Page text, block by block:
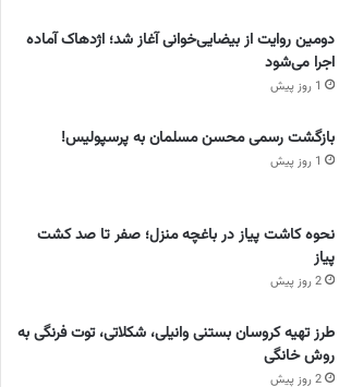
دومین روایت از بیضایی‌خوانی آغاز شد؛ اژدهاک آماده
اجرا می‌شود
1 روز پیش
بازگشت رسمی محسن مسلمان به پرسپولیس!
1 روز پیش
نحوه کاشت پیاز در باغچه منزل؛ صفر تا صد کشت
پیاز
2 روز پیش
طرز تهیه کروسان بستنی وانیلی، شکلاتی، توت فرنگی به
روش خانگی
2 روز پیش